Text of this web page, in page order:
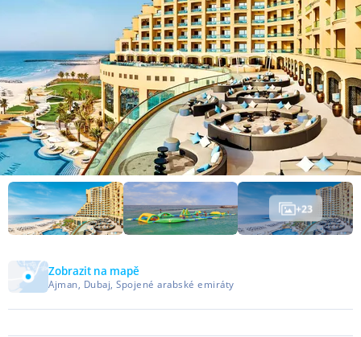
+23
Zobrazit na mapě
Ajman, Dubaj, Spojené arabské emiráty